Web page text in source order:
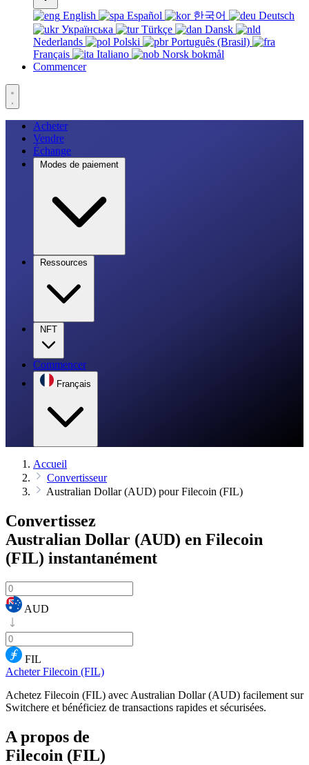
English Español 한국어
Deutsch
Українська
Türkçe
Dansk
Nederlands
Polski
Português (Brasil)
Français
Italiano
Norsk bokmål
Commencer
Acheter
Vendre
Échange
Modes de paiement
Ressources
NFT
Commencer
Français
Accueil
Convertisseur
Australian Dollar (AUD) pour Filecoin (FIL)
Convertissez
Australian Dollar (AUD) en Filecoin
(FIL) instantanément
AUD
FIL
Acheter Filecoin (FIL)
Achetez Filecoin (FIL) avec Australian Dollar (AUD) facilement sur
Switchere et bénéficiez de transactions rapides et sécurisées.
A propos de
Filecoin (FIL)